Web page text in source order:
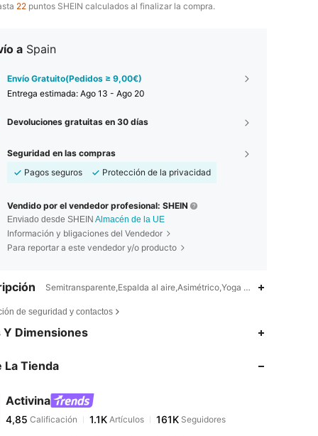
22 puntos SHEIN calculados al finalizar la compra.
a Spain
Envío Gratuito(Pedidos ≥ 9,00€)
Entrega estimada: Ago 13 - Ago 20
Devoluciones gratuitas en 30 días
Seguridad en las compras
Pagos seguros
Protección de la privacidad
Vendido por el vendedor profesional: SHEIN
Enviado desde SHEIN Almacén de la UE
Información y bligaciones del Vendedor
Para reportar a este vendedor y/o producto
Semitransparente,Espalda al aire,Asimétrico,Yoga y Estudio
de seguridad y contactos
Y Dimensiones
La Tienda
Activina
4,85
4,85 Calificación 1.1K
a***apagadoHace 1 día